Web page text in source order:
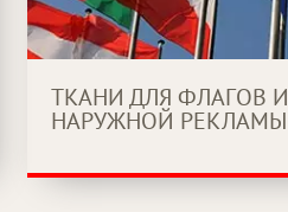
ТКАНИ ДЛЯ ФЛАГОВ И
НАРУЖНОЙ РЕКЛАМЫ